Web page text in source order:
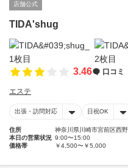
店舗公式
TIDA'shug
3.46 口コミ
エステ
出張・訪問対応 日祝OK
住所
神奈川県川崎市宮前区西
本日の営業状況 9:00〜15:00
価格帯
￥4,500〜￥5,000